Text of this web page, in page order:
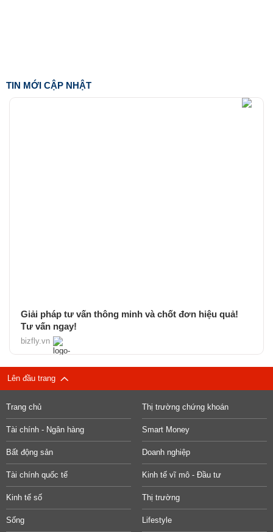
TIN MỚI CẬP NHẬT
Giải pháp tư vấn thông minh và chốt đơn hiệu quả!
Tư vấn ngay!
bizfly.vn
Lên đầu trang
Trang chủ Thị trường chứng khoán
Tài chính - Ngân hàng Smart Money
Bất động sản Doanh nghiệp
Tài chính quốc tế Kinh tế vĩ mô - Đầu tư
Kinh tế số Thị trường
Sống Lifestyle